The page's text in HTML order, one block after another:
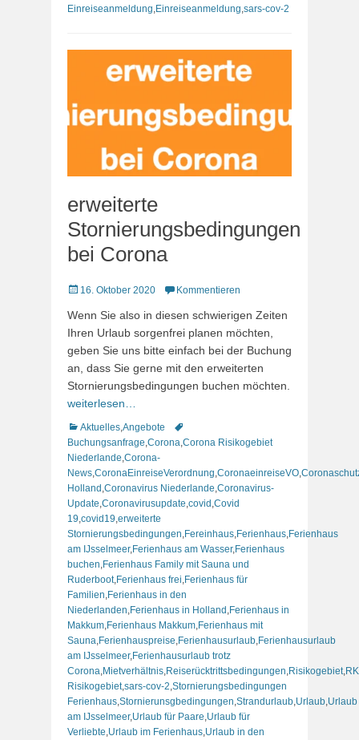
Einreiseanmeldung,Einreiseanmeldung,sars-cov-2
erweiterte
Stornierungsbedingungen
bei Corona
Veröffentlicht
16. Oktober 2020 Kommentieren
Wenn Sie also in diesen schwierigen Zeiten
Ihren Urlaub sorgenfrei planen möchten,
geben Sie uns bitte einfach bei der Buchung
an, dass Sie gerne mit den erweiterten
Stornierungsbedingungen buchen möchten.
weiterlesen…
Kategorien
Aktuelles Angebote
Schlagworte
Buchungsanfrage Corona Corona Risikogebiet
Niederlande Corona-
News CoronaEinreiseVerordnung CoronaeinreiseVO
Holland Coronavirus Niederlande Coronavirus-
Update Coronavirusupdate covid Covid
19 covid19 erweiterte
Stornierungsbedingungen Fereinhaus Ferienhaus Ferienhaus
am IJsselmeer, Ferienhaus am Wasser, Ferienhaus
buchen Ferienhaus Family mit Sauna und
Ruderboot, Ferienhaus frei Ferienhaus für
Familien Ferienhaus in den
Niederlanden Ferienhaus in Holland Ferienhaus in
Makkum Ferienhaus Makkum Ferienhaus mit
Sauna Ferienhauspreise Ferienhausurlaub Ferienhausurlaub
am IJsselmeer, Ferienhausurlaub trotz
Corona Mietverhältnis Reiserücktrittsbedingungen Risikogebiet
Risikogebiet,sars-cov-2 Stornierungsbedingungen
Ferienhaus Stornierunsgbedingungen Strandurlaub Urlaub Urlaub
am IJsselmeer, Urlaub für Paare Urlaub für
Verliebte Urlaub im Ferienhaus Urlaub in den